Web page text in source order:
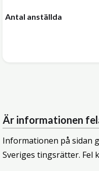
Antal anställda
Är informationen
Informationen på sidan
Sveriges tingsrätter. Fel